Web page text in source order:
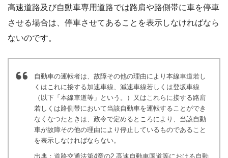
高速道路及び自動車専用道路では路肩や路側帯に車を停車
させる場合は、停車させてあることを表示しなければなら
ないのです。
自動車の運転者は、故障その他の理由により本線車道若し
くはこれに接する加速車線、減速車線若しくは登坂車線
（以下「本線車道等」という。）又はこれらに接する路肩
若しくは路側帯において当該自動車を運転することができ
なくなつたときは、政令で定めるところにより、当該自動
車が故障その他の理由により停止しているものであること
を表示しなければならない。
出典：道路交通法第4章の2 高速自動車国道等における自動